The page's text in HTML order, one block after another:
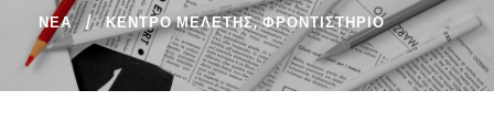
ΝΈΑ ΚΈΝΤΡΟ ΜΕΛΈΤΗΣ, ΦΡΟΝΤΙΣΤΉΡΙΟ